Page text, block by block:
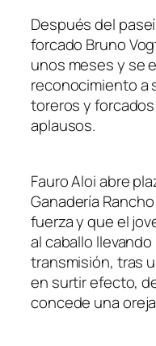
Después del
forcado Bruno
unos meses y se
reconocimiento a
toreros y
aplausos.
Fauro Aloi abre
Ganadería
fuerza y que el
al caballo
transmisión, tras
en surtir efecto,
concede una